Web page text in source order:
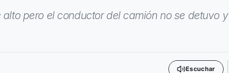
pero el conductor del camión no se detuvo y
Escuchar